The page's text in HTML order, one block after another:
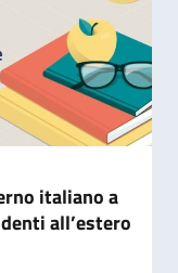
italiano a
all’estero